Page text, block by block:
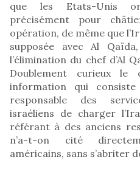
que les Etats-Unis
précisément pour
opération, de même que
supposée avec Al
l’élimination du chef d’Al
Doublement curieux le
information qui
responsable des
israéliens de charger
référant à des anciens
n’a-t-on cité
américains, sans s’abriter